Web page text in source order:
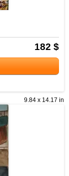
182 $
9.84 x 14.17 in